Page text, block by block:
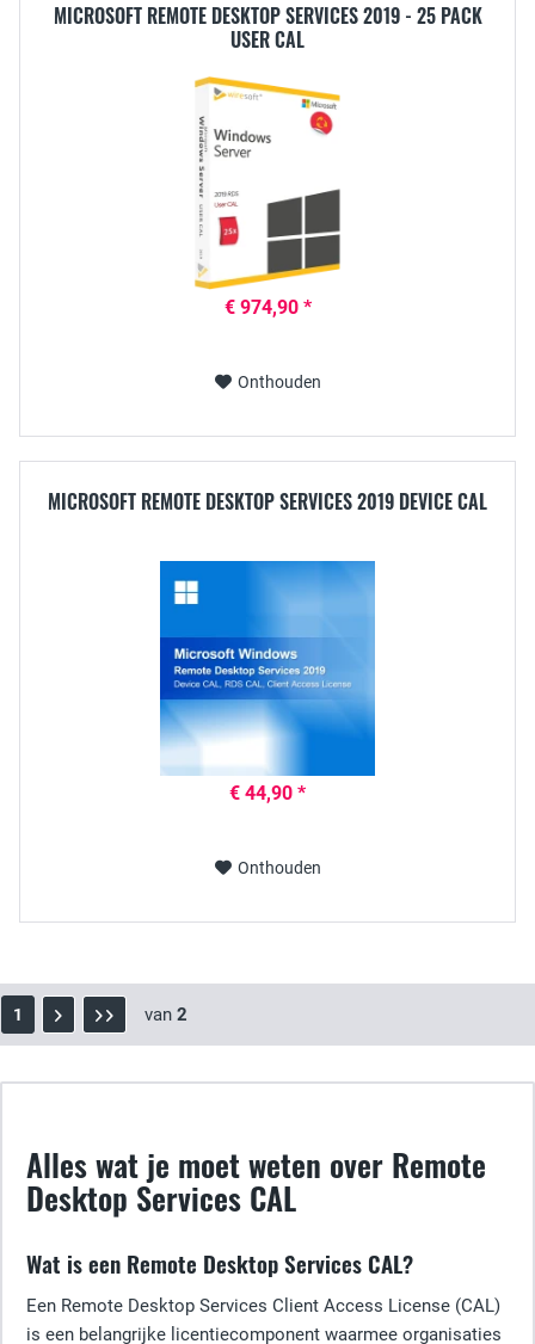
MICROSOFT REMOTE DESKTOP SERVICES 2019 - 25 PACK
USER CAL
€ 974,90 *
Onthouden
MICROSOFT REMOTE DESKTOP SERVICES 2019 DEVICE CAL
€ 44,90 *
Onthouden
1 van 2
Alles wat je moet weten over Remote
Desktop Services CAL
Wat is een Remote Desktop Services CAL?
Een Remote Desktop Services Client Access License (CAL)
is een belangrijke licentiecomponent waarmee organisaties